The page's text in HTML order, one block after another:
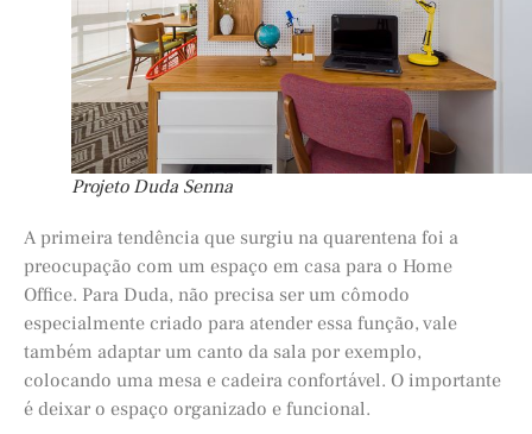
Projeto Duda Senna
A primeira tendência que surgiu na quarentena foi a
preocupação com um espaço em casa para o Home
Office. Para Duda, não precisa ser um cômodo
especialmente criado para atender essa função, vale
também adaptar um canto da sala por exemplo,
colocando uma mesa e cadeira confortável. O importante
é deixar o espaço organizado e funcional.